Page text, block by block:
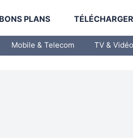
BONS PLANS
Mobile & Telecom TV & Vidéo